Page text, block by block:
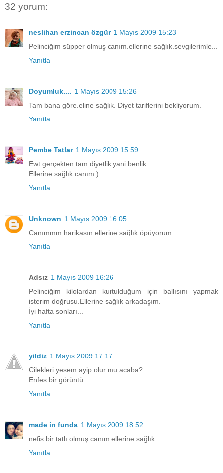
32 yorum:
neslihan erzincan özgür 1 Mayıs 2009 15:23
Pelinciğim süpper olmuş canım.ellerine sağlık.sevgilerimle...
Yanıtla
Doyumluk.... 1 Mayıs 2009 15:26
Tam bana göre.eline sağlık. Diyet tariflerini bekliyorum.
Yanıtla
Pembe Tatlar 1 Mayıs 2009 15:59
Ewt gerçekten tam diyetlik yani benlik..
Ellerine sağlık canım:)
Yanıtla
Unknown 1 Mayıs 2009 16:05
Canımmm harikasın ellerine sağlık öpüyorum...
Yanıtla
Adsız 1 Mayıs 2009 16:26
Pelinciğim kilolardan kurtulduğum için ballısını yapmak
isterim doğrusu.Ellerine sağlık arkadaşım.
İyi hafta sonları...
Yanıtla
yildiz 1 Mayıs 2009 17:17
Cilekleri yesem ayip olur mu acaba?
Enfes bir görüntü...
Yanıtla
made in funda 1 Mayıs 2009 18:52
nefis bir tatlı olmuş canım.ellerine sağlık..
Yanıtla